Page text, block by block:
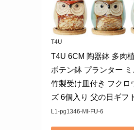
T4U
T4U 6CM 陶器鉢 多肉
ボテン鉢 プランター
竹製受け皿付き フクロ
ズ 6個入り 父の日ギフ
L1-pg1346-MI-FU-6